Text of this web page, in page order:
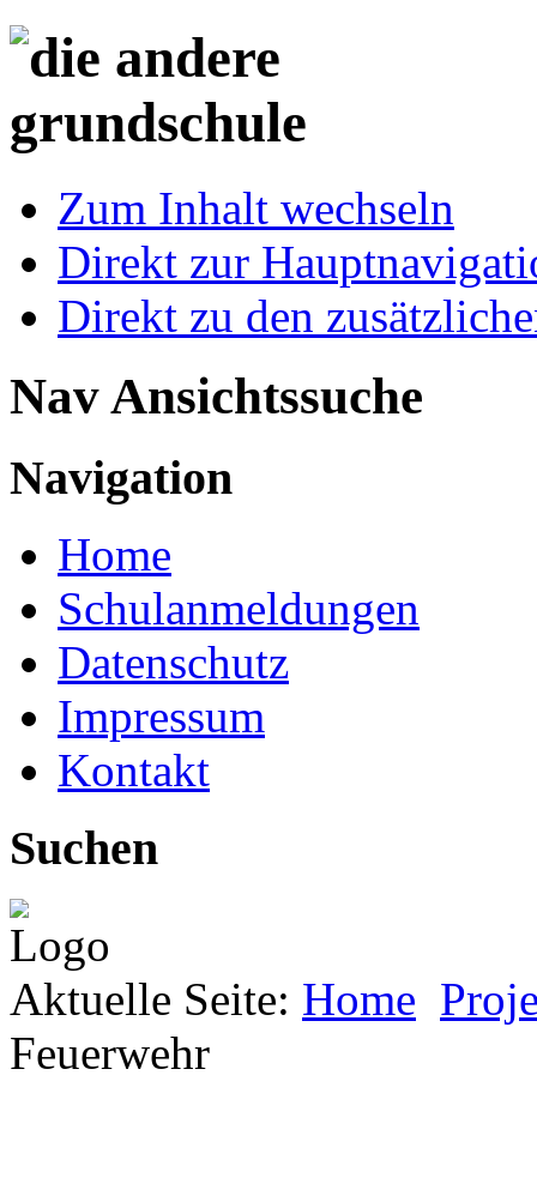
Zum Inhalt wechseln
Direkt zur
Direkt zu den
Nav Ansichtssuche
Navigation
Home
Schulanmeldungen
Datenschutz
Impressum
Kontakt
Suchen
Aktuelle Seite: Home
Feuerwehr